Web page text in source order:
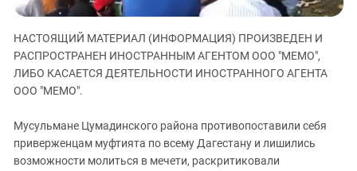
Карачаево-Черкесия
Краснодарский край
Российская Федерация
Северная Осетия - Алания
СКФО
НАСТОЯЩИЙ МАТЕРИАЛ (ИНФОРМАЦИЯ) ПРОИЗВЕДЕН И
РАСПРОСТРАНЕН ИНОСТРАННЫМ АГЕНТОМ ООО "МЕМО",
ЛИБО КАСАЕТСЯ ДЕЯТЕЛЬНОСТИ ИНОСТРАННОГО АГЕНТА
ООО "МЕМО".
Мусульмане Цумадинского района противопоставили себя
приверженцам муфтията по всему Дагестану и лишились
возможности молиться в мечети, раскритиковали